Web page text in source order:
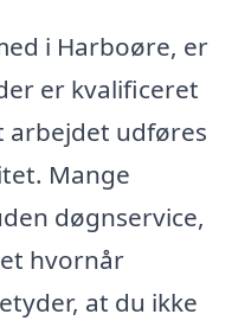
i Harboøre, er
er kvalificeret
arbejdet udføres
Mange
døgnservice,
hvornår
at du ikke